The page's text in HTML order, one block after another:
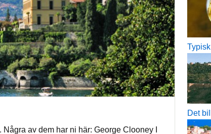
av dem har ni här: George Clooney I
Det